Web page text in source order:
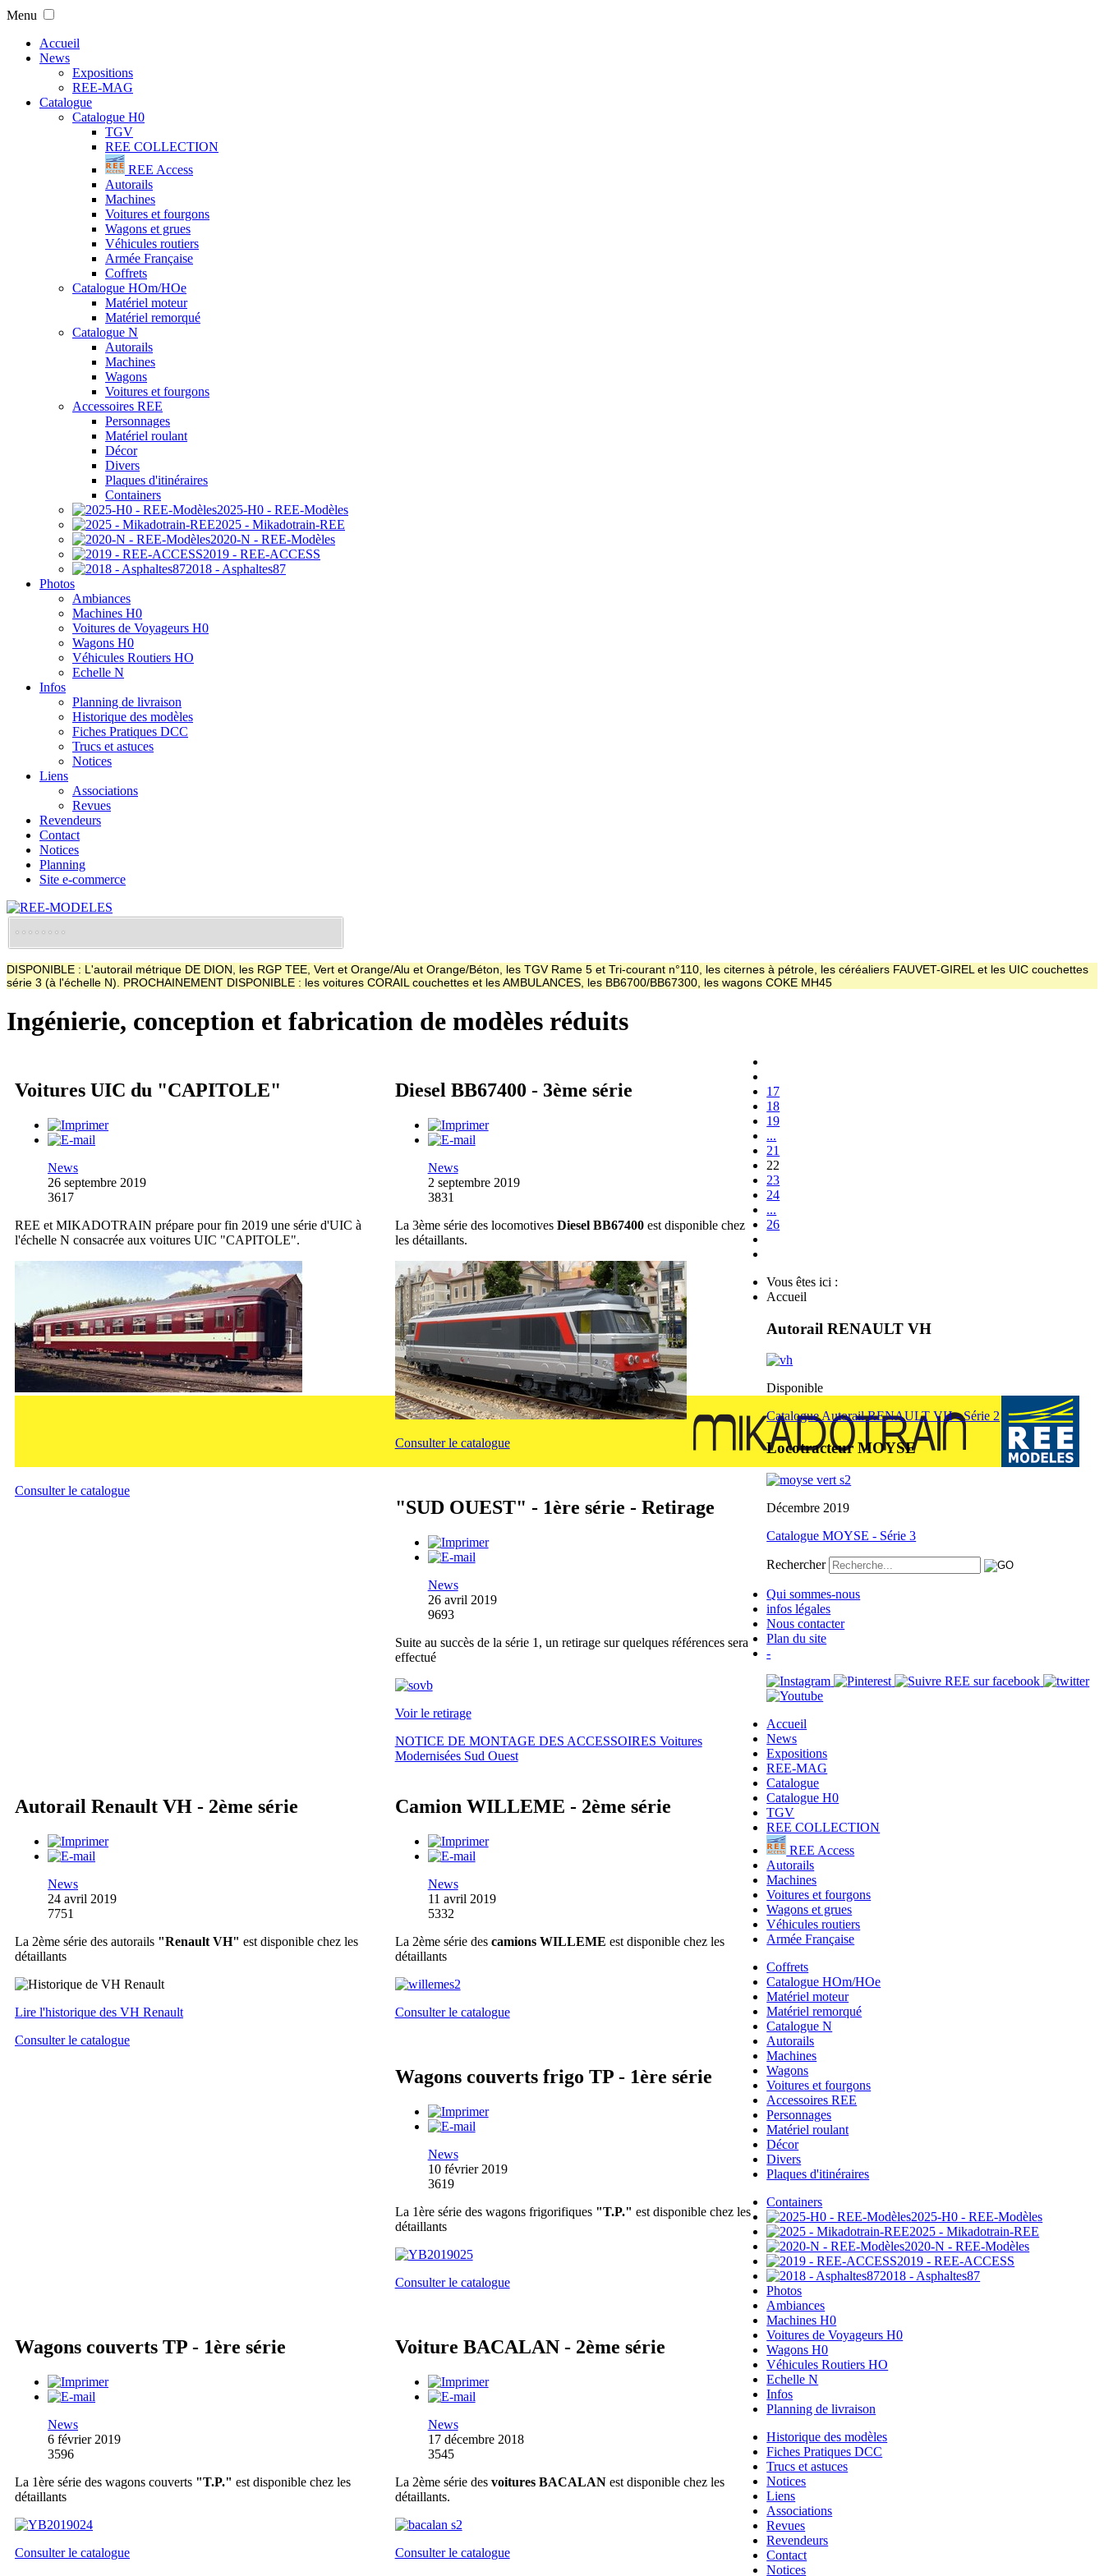
Menu
Accueil
News
Expositions
REE-MAG
Catalogue
Catalogue H0
TGV
REE COLLECTION
REE Access
Autorails
Machines
Voitures et fourgons
Wagons et grues
Véhicules routiers
Armée Française
Coffrets
Catalogue HOm/HOe
Matériel moteur
Matériel remorqué
Catalogue N
Autorails
Machines
Wagons
Voitures et fourgons
Accessoires REE
Personnages
Matériel roulant
Décor
Divers
Plaques d'itinéraires
Containers
2025-H0 - REE-Modèles
2025 - Mikadotrain-REE
2020-N - REE-Modèles
2019 - REE-ACCESS
2018 - Asphaltes87
Photos
Ambiances
Machines H0
Voitures de Voyageurs H0
Wagons H0
Véhicules Routiers HO
Echelle N
Infos
Planning de livraison
Historique des modèles
Fiches Pratiques DCC
Trucs et astuces
Notices
Liens
Associations
Revues
Revendeurs
Contact
Notices
Planning
Site e-commerce
DISPONIBLE : L'autorail métrique DE DION, les RGP TEE, Vert et Orange/Alu et Orange/Béton, les TGV Rame 5 et Tri-courant n°110, les citernes à pétrole, les céréaliers FAUVET-GIREL et les UIC couchettes
série 3 (à l'échelle N). PROCHAINEMENT DISPONIBLE : les voitures CORAIL couchettes et les AMBULANCES, les BB6700/BB67300, les wagons COKE MH45
Ingénierie, conception et fabrication de modèles réduits
Voitures UIC du "CAPITOLE"
News
26 septembre 2019
3617
REE et MIKADOTRAIN prépare pour fin 2019 une série d'UIC à
l'échelle N consacrée aux voitures UIC "CAPITOLE".
Consulter le catalogue
Diesel BB67400 - 3ème série
News
2 septembre 2019
3831
La 3ème série des locomotives Diesel BB67400est disponible chez
les détaillants.
Consulter le catalogue
"SUD OUEST" - 1ère série - Retirage
News
26 avril 2019
9693
Suite au succès de la série 1, un retirage sur quelques références sera
effectué
Voir le retirage
NOTICE DE MONTAGE DES ACCESSOIRES Voitures
Modernisées Sud Ouest
Autorail Renault VH - 2ème série
News
24 avril 2019
7751
La 2ème série des autorails "Renault VH" est disponible chez les
détaillants
Lire l'historique des VH Renault
Consulter le catalogue
Camion WILLEME - 2ème série
News
11 avril 2019
5332
La 2ème série des camions WILLEME est disponible chez les
détaillants
Consulter le catalogue
Wagons couverts frigo TP - 1ère série
News
10 février 2019
3619
La 1ère série des wagons frigorifiques "T.P." est disponible chez les
détaillants
Consulter le catalogue
Wagons couverts TP - 1ère série
News
6 février 2019
3596
La 1ère série des wagons couverts "T.P." est disponible chez les
détaillants
Consulter le catalogue
Voiture BACALAN - 2ème série
News
17 décembre 2018
3545
La 2ème série des voitures BACALANest disponible chez les
détaillants.
Consulter le catalogue
17
18
19
...
21
22
23
24
...
26
Vous êtes ici :
Accueil
Autorail RENAULT VH
Disponible
Catalogue Autorail RENAULT VH - Série 2
Locotracteur MOYSE
Décembre 2019
Catalogue MOYSE - Série 3
Rechercher
Qui sommes-nous
infos légales
Nous contacter
Plan du site
-
Accueil
News
Expositions
REE-MAG
Catalogue
Catalogue H0
TGV
REE COLLECTION
REE Access
Autorails
Machines
Voitures et fourgons
Wagons et grues
Véhicules routiers
Armée Française
Coffrets
Catalogue HOm/HOe
Matériel moteur
Matériel remorqué
Catalogue N
Autorails
Machines
Wagons
Voitures et fourgons
Accessoires REE
Personnages
Matériel roulant
Décor
Divers
Plaques d'itinéraires
Containers
2025-H0 - REE-Modèles
2025 - Mikadotrain-REE
2020-N - REE-Modèles
2019 - REE-ACCESS
2018 - Asphaltes87
Photos
Ambiances
Machines H0
Voitures de Voyageurs H0
Wagons H0
Véhicules Routiers HO
Echelle N
Infos
Planning de livraison
Historique des modèles
Fiches Pratiques DCC
Trucs et astuces
Notices
Liens
Associations
Revues
Revendeurs
Contact
Notices